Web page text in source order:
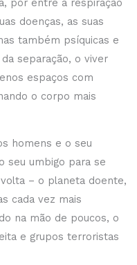
por entre a respiração
doenças, as suas
também psíquicas e
separação, o viver
espaços com
o corpo mais
homens e o seu
seu umbigo para se
– o planeta doente,
cada vez mais
na mão de poucos, o
e grupos terroristas